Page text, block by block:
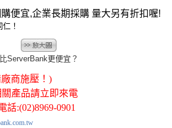
便宜,企業長期採購 量大另有折扣喔!
！
比ServerBank更便宜？
商施壓！)
關產品請立即來電
話:(02)8969-0901